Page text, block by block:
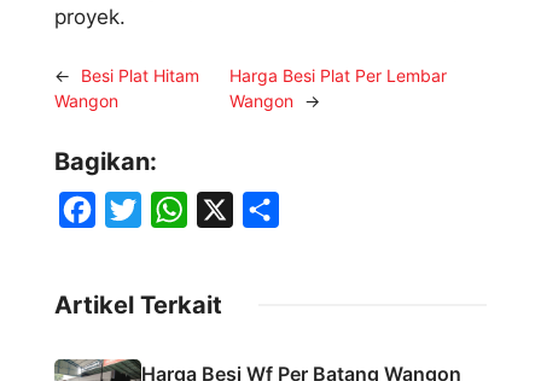
proyek.
←
Besi Plat Hitam
Wangon
Harga Besi Plat Per Lembar
Wangon →
Bagikan:
e
b
t
t
Artikel Terkait
Harga Besi Wf Per Batang Wangon